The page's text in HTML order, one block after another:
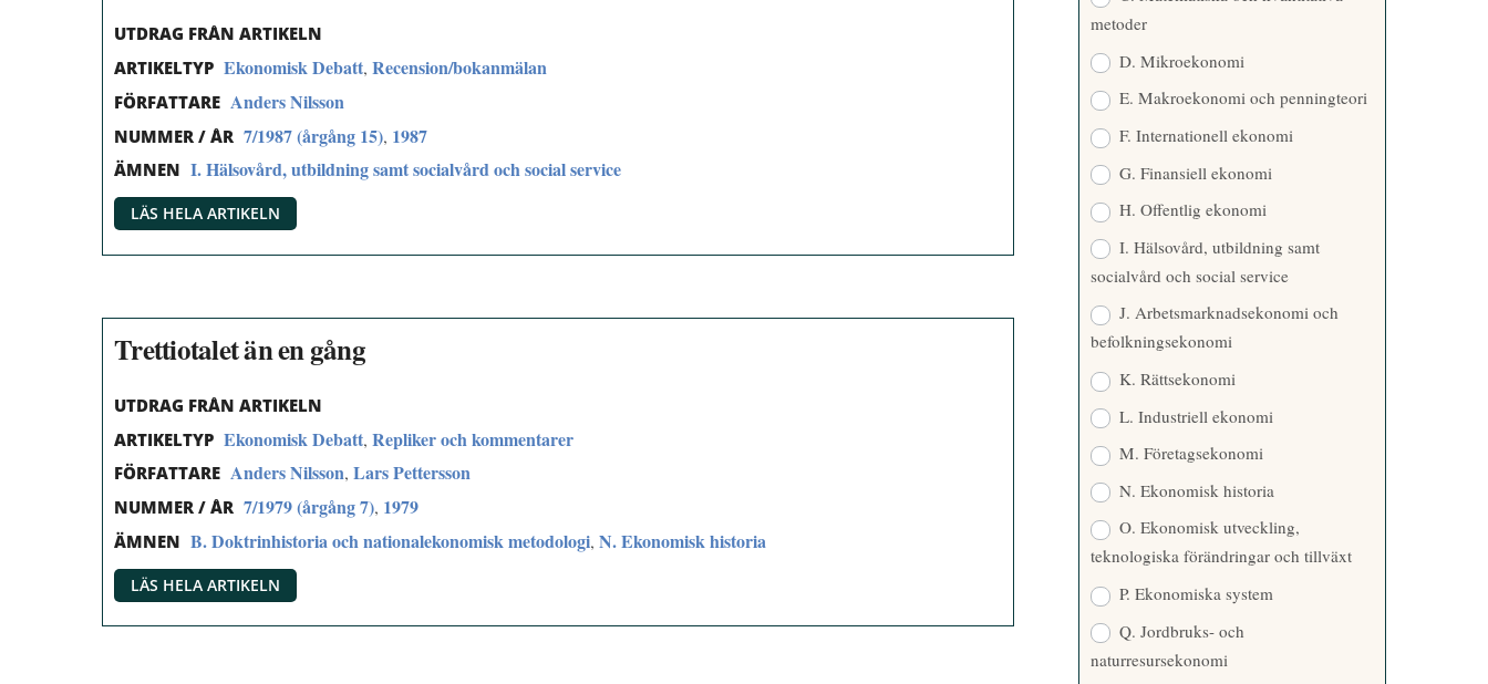
UTDRAG FRÅN ARTIKELN
ARTIKELTYP Ekonomisk Debatt, Recension/bokanmälan
FÖRFATTARE Anders Nilsson
NUMMER / ÅR 7/1987 (årgång 15), 1987
ÄMNEN I. Hälsovård, utbildning samt socialvård och social service
LÄS HELA ARTIKELN
Trettiotalet än en gång
UTDRAG FRÅN ARTIKELN
ARTIKELTYP Ekonomisk Debatt, Repliker och kommentarer
FÖRFATTARE Anders Nilsson, Lars Pettersson
NUMMER / ÅR 7/1979 (årgång 7), 1979
ÄMNEN B. Doktrinhistoria och nationalekonomisk metodologi, N. Ekonomisk historia
LÄS HELA ARTIKELN
metoder
D. Mikroekonomi
E. Makroekonomi och penningteori
F. Internationell ekonomi
G. Finansiell ekonomi
H. Offentlig ekonomi
I. Hälsovård, utbildning samt
socialvård och social service
J. Arbetsmarknadsekonomi och
befolkningsekonomi
K. Rättsekonomi
L. Industriell ekonomi
M. Företagsekonomi
N. Ekonomisk historia
O. Ekonomisk utveckling,
teknologiska förändringar och tillväxt
P. Ekonomiska system
Q. Jordbruks- och
naturresursekonomi